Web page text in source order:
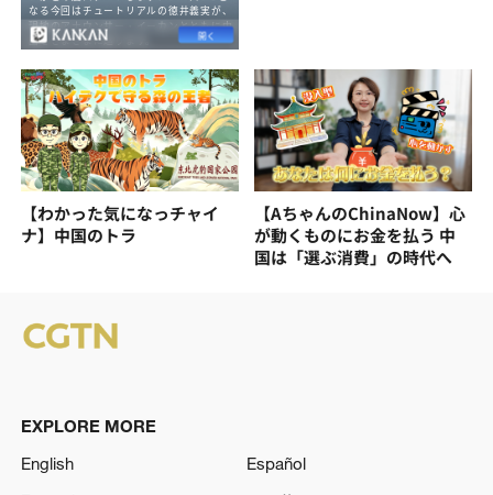
【わかった気になっチャイ
ナ】中国のトラ
【AちゃんのChinaNow】心
が動くものにお金を払う 中
国は「選ぶ消費」の時代へ
EXPLORE MORE
English
Español